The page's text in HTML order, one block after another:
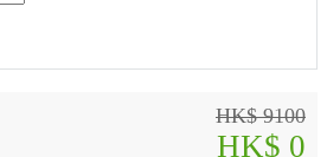
HK$ 9100
HK$ 0